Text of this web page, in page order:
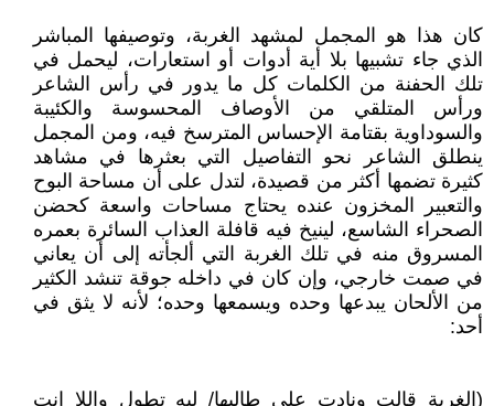
كان هذا هو المجمل لمشهد الغربة، وتوصيفها المباشر
الذي جاء تشبيها بلا أية أدوات أو استعارات، ليحمل في
تلك الحفنة من الكلمات كل ما يدور في رأس الشاعر
ورأس المتلقي من الأوصاف المحسوسة والكئيبة
والسوداوية بقتامة الإحساس المترسخ فيه، ومن المجمل
ينطلق الشاعر نحو التفاصيل التي بعثرها في مشاهد
كثيرة تضمها أكثر من قصيدة، لتدل على أن مساحة البوح
والتعبير المخزون عنده يحتاج مساحات واسعة كحضن
الصحراء الشاسع، لينيخ فيه قافلة العذاب السائرة بعمره
المسروق منه في تلك الغربة التي ألجأته إلى أن يعاني
في صمت خارجي، وإن كان في داخله جوقة تنشد الكثير
من الألحان يبدعها وحده ويسمعها وحده؛ لأنه لا يثق في
أحد:
(الغربة قالت ونادت على طالبها/ ليه تطول واللا انت